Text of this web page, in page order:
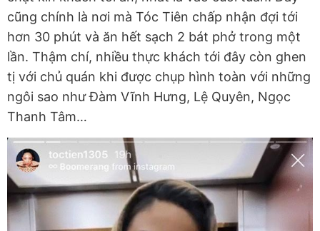
cũng chính là nơi mà Tóc Tiên chấp nhận đợi tới
hơn 30 phút và ăn hết sạch 2 bát phở trong một
lần. Thậm chí, nhiều thực khách tới đây còn ghen
tị với chủ quán khi được chụp hình toàn với những
ngôi sao như Đàm Vĩnh Hưng, Lệ Quyên, Ngọc
Thanh Tâm…